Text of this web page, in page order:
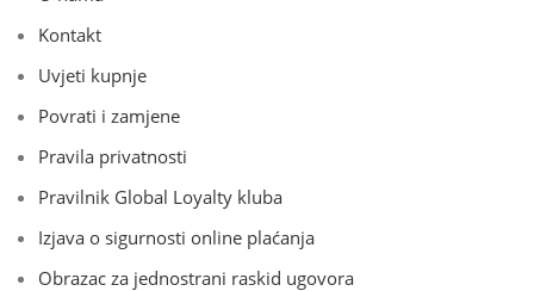
Kontakt
Uvjeti kupnje
Povrati i zamjene
Pravila privatnosti
Pravilnik Global Loyalty kluba
Izjava o sigurnosti online plaćanja
Obrazac za jednostrani raskid ugovora